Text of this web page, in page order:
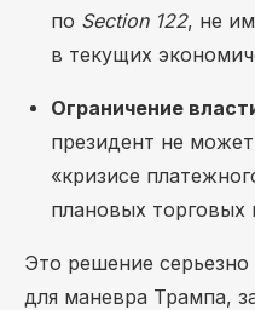
по Section 122, не
в текущих
Ограничение
президент не
«кризисе
плановых торговых
Это решение серьезно
для маневра Трампа,